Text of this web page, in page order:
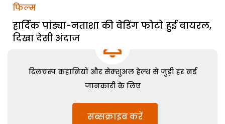
फिल्म
हार्दिक पांड्या-नताशा की वेडिंग फोटो हुई वायरल,
दिखा देसी अंदाज
दिलचस्प कहानियों और सेक्शुअल हेल्थ से जुड़ी हर नई
जानकारी के लिए
सब्सक्राइब करें